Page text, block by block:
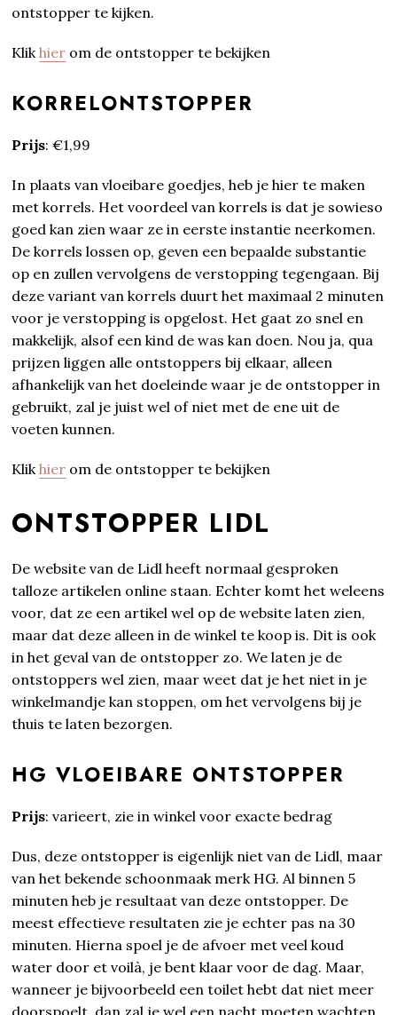
ontstopper te kijken.
Klikhier om de ontstopper te bekijken
KORRELONTSTOPPER
Prijs: €1,99
In plaats van vloeibare goedjes, heb je hier te maken
met korrels. Het voordeel van korrels is dat je sowieso
goed kan zien waar ze in eerste instantie neerkomen.
De korrels lossen op, geven een bepaalde substantie
op en zullen vervolgens de verstopping tegengaan. Bij
deze variant van korrels duurt het maximaal 2 minuten
voor je verstopping is opgelost. Het gaat zo snel en
makkelijk, alsof een kind de was kan doen. Nou ja, qua
prijzen liggen alle ontstoppers bij elkaar, alleen
afhankelijk van het doeleinde waar je de ontstopper in
gebruikt, zal je juist wel of niet met de ene uit de
voeten kunnen.
Klikhier om de ontstopper te bekijken
ONTSTOPPER LIDL
De website van de Lidl heeft normaal gesproken
talloze artikelen online staan. Echter komt het weleens
voor, dat ze een artikel wel op de website laten zien,
maar dat deze alleen in de winkel te koop is. Dit is ook
in het geval van de ontstopper zo. We laten je de
ontstoppers wel zien, maar weet dat je het niet in je
winkelmandje kan stoppen, om het vervolgens bij je
thuis te laten bezorgen.
HG VLOEIBARE ONTSTOPPER
Prijs: varieert, zie in winkel voor exacte bedrag
Dus, deze ontstopper is eigenlijk niet van de Lidl, maar
van het bekende schoonmaak merk HG. Al binnen 5
minuten heb je resultaat van deze ontstopper. De
meest effectieve resultaten zie je echter pas na 30
minuten. Hierna spoel je de afvoer met veel koud
water door et voilà, je bent klaar voor de dag. Maar,
wanneer je bijvoorbeeld een toilet hebt dat niet meer
doorspoelt, dan zal je wel een nacht moeten wachten.